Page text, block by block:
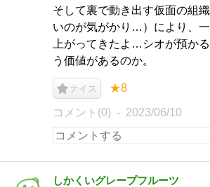
そして裏で動き出す仮面の組
いのが気がかり…）により、
上がってきたよ…シオが預か
う価値があるのか。
ナイス ★8
コメント(0) 2023/06/10
しかくいグレープフルーツ